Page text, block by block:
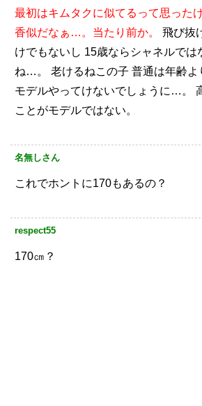
最初はキムタクに似てるって思った
香似だなぁ…。当たり前か。
飛び抜
けでもないし 15歳ならシャネルでは
ね…。
老けるねこの子 普通は年齢よ
モデルやってけないでしょうに…。
ことがモデルではない。
名無しさん
これでホントに170もあるの？
respect55
170㎝？